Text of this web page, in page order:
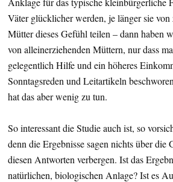
Väter glücklicher werden, je länger sie von
Mütter dieses Gefühl teilen – dann haben
von alleinerziehenden Müttern, nur dass
gelegentlich Hilfe und ein höheres
Sonntagsreden und Leitartikeln
hat das aber wenig zu tun.
So interessant die Studie auch ist, so
denn die Ergebnisse sagen nichts über die
diesen Antworten verbergen. Ist das
natürlichen, biologischen Anlage? Ist es